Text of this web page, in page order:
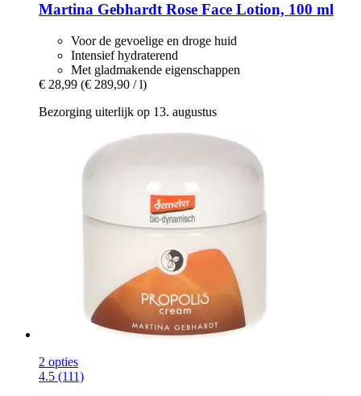
Martina Gebhardt Rose Face Lotion, 100 ml
Voor de gevoelige en droge huid
Intensief hydraterend
Met gladmakende eigenschappen
€ 28,99 (€ 289,90 / l)
Bezorging uiterlijk op 13. augustus
2 opties
4.5 (111)